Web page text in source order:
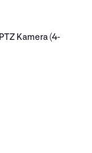
Kamera (4-